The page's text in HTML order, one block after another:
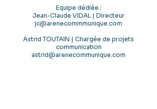
Equipe dédiée :
Jean-Claude VIDAL | Directeur
jc@arenecommmunique.com
Astrid TOUTAIN | Chargée de projets
communication
astrid@arenecommunique.com